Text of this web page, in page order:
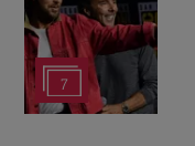
7